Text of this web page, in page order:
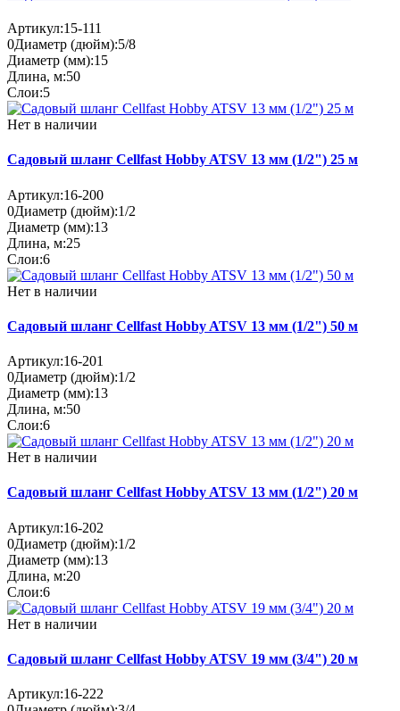
Артикул:15-111
0Диаметр (дюйм):5/8
Диаметр (мм):15
Длина, м:50
Слои:5
Нет в наличии
Садовый шланг Cellfast Hobby ATSV 13 мм (1/2") 25 м
Артикул:16-200
0Диаметр (дюйм):1/2
Диаметр (мм):13
Длина, м:25
Слои:6
Нет в наличии
Садовый шланг Cellfast Hobby ATSV 13 мм (1/2") 50 м
Артикул:16-201
0Диаметр (дюйм):1/2
Диаметр (мм):13
Длина, м:50
Слои:6
Нет в наличии
Садовый шланг Cellfast Hobby ATSV 13 мм (1/2") 20 м
Артикул:16-202
0Диаметр (дюйм):1/2
Диаметр (мм):13
Длина, м:20
Слои:6
Нет в наличии
Садовый шланг Cellfast Hobby ATSV 19 мм (3/4") 20 м
Артикул:16-222